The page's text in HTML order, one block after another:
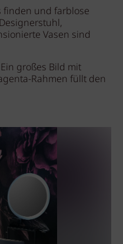
finden und farblose
Vasen sind
großes Bild mit
Rahmen füllt den